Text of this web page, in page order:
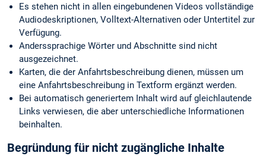
Es stehen nicht in allen eingebundenen Videos vollständige
Audiodeskriptionen, Volltext-Alternativen oder Untertitel zur
Verfügung.
Anderssprachige Wörter und Abschnitte sind nicht
ausgezeichnet.
Karten, die der Anfahrtsbeschreibung dienen, müssen um
eine Anfahrtsbeschreibung in Textform ergänzt werden.
Bei automatisch generiertem Inhalt wird auf gleichlautende
Links verwiesen, die aber unterschiedliche Informationen
beinhalten.
Begründung für nicht zugängliche Inhalte